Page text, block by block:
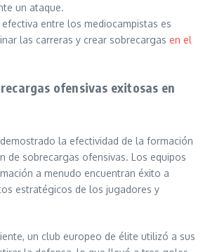
un ataque.
entre los mediocampistas es
las carreras y crear sobrecargas en el
ofensivas exitosas en
la efectividad de la formación
de sobrecargas ofensivas. Los equipos
a menudo encuentran éxito a
estratégicos de los jugadores y
un club europeo de élite utilizó a sus